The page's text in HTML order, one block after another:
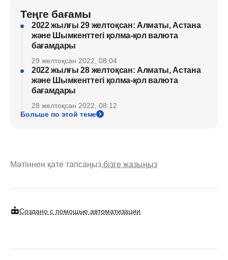
Теңге бағамы
2022 жылғы 29 желтоқсан: Алматы, Астана
және Шымкенттегі қолма-қол валюта
бағамдары
29 желтоқсан 2022, 08:04
2022 жылғы 28 желтоқсан: Алматы, Астана
және Шымкенттегі қолма-қол валюта
бағамдары
28 желтоқсан 2022, 08:12
Больше по этой теме
Мәтіннен қате тапсаңыз,бізге жазыңыз
Создано с помощью автоматизации